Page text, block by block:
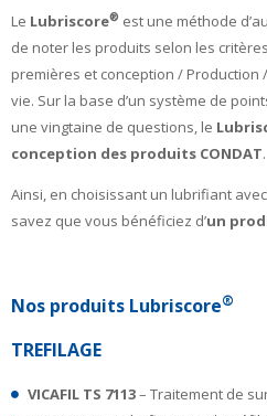
Le Lubriscore® est une méthode
de noter les produits selon les
premières et conception / Production /
vie. Sur la base d’un système de
une vingtaine de questions, le
conception des produits CONDAT.
Ainsi, en choisissant un lubrifiant
savez que vous bénéficiez d’un
Nos produits Lubriscore®
TREFILAGE
VICAFIL TS 7113– Traitement de